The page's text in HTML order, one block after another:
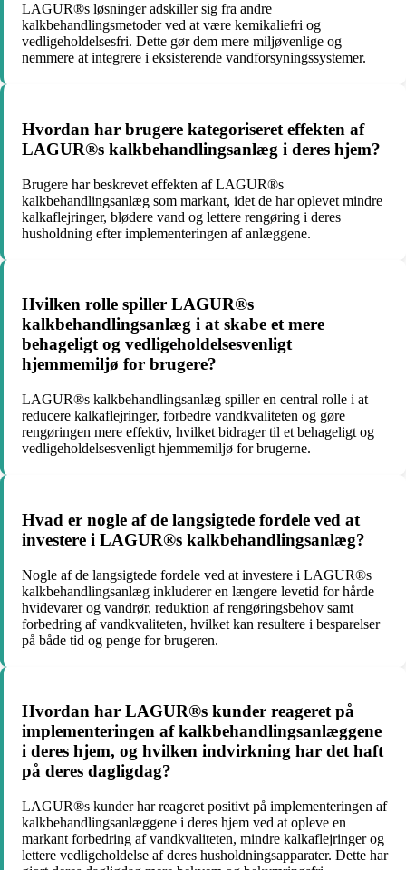
LAGUR®s løsninger adskiller sig fra andre
kalkbehandlingsmetoder ved at være kemikaliefri og
vedligeholdelsesfri. Dette gør dem mere miljøvenlige og
nemmere at integrere i eksisterende vandforsyningssystemer.
Hvordan har brugere kategoriseret effekten af
LAGUR®s kalkbehandlingsanlæg i deres hjem?
Brugere har beskrevet effekten af LAGUR®s
kalkbehandlingsanlæg som markant, idet de har oplevet mindre
kalkaflejringer, blødere vand og lettere rengøring i deres
husholdning efter implementeringen af anlæggene.
Hvilken rolle spiller LAGUR®s
kalkbehandlingsanlæg i at skabe et mere
behageligt og vedligeholdelsesvenligt
hjemmemiljø for brugere?
LAGUR®s kalkbehandlingsanlæg spiller en central rolle i at
reducere kalkaflejringer, forbedre vandkvaliteten og gøre
rengøringen mere effektiv, hvilket bidrager til et behageligt og
vedligeholdelsesvenligt hjemmemiljø for brugerne.
Hvad er nogle af de langsigtede fordele ved at
investere i LAGUR®s kalkbehandlingsanlæg?
Nogle af de langsigtede fordele ved at investere i LAGUR®s
kalkbehandlingsanlæg inkluderer en længere levetid for hårde
hvidevarer og vandrør, reduktion af rengøringsbehov samt
forbedring af vandkvaliteten, hvilket kan resultere i besparelser
på både tid og penge for brugeren.
Hvordan har LAGUR®s kunder reageret på
implementeringen af kalkbehandlingsanlæggene
i deres hjem, og hvilken indvirkning har det haft
på deres dagligdag?
LAGUR®s kunder har reageret positivt på implementeringen af
kalkbehandlingsanlæggene i deres hjem ved at opleve en
markant forbedring af vandkvaliteten, mindre kalkaflejringer og
lettere vedligeholdelse af deres husholdningsapparater. Dette har